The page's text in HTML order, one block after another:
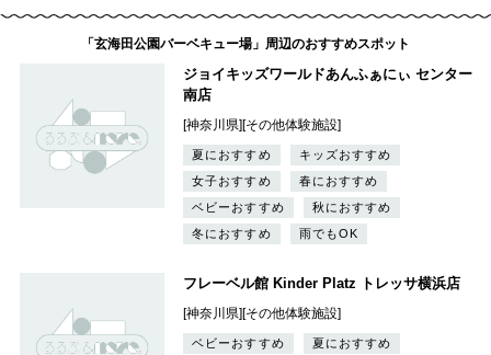
「玄海田公園バーベキュー場」周辺のおすすめスポット
ジョイキッズワールドあんふぁにぃ センター
南店
[神奈川県][その他体験施設]
夏におすすめ
キッズおすすめ
女子おすすめ
春におすすめ
ベビーおすすめ
秋におすすめ
冬におすすめ
雨でもOK
フレーベル館 Kinder Platz トレッサ横浜店
[神奈川県][その他体験施設]
ベビーおすすめ
夏におすすめ